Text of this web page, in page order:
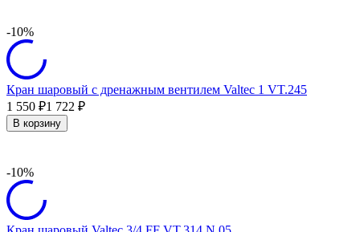
-10%
Кран шаровый с дренажным вентилем Valtec 1 VT.245
1 550 ₽1 722 ₽
В корзину
-10%